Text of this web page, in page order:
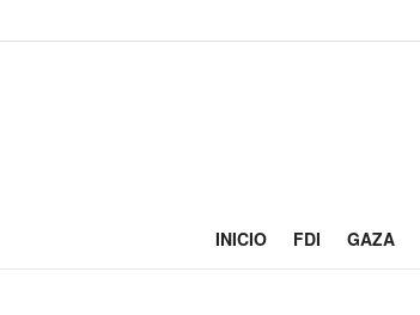
INICIO FDI GAZA